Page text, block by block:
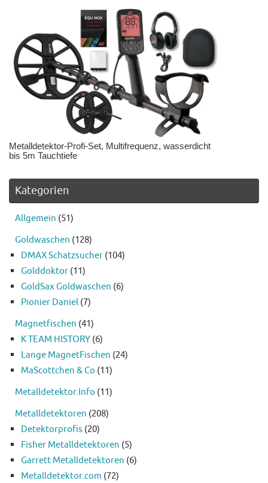
Metalldetektor-Profi-Set, Multifrequenz, wasserdicht
bis 5m Tauchtiefe
Kategorien
Allgemein (51)
Goldwaschen (128)
DMAX Schatzsucher (104)
Golddoktor (11)
GoldSax Goldwaschen (6)
Pionier Daniel (7)
Magnetfischen (41)
K TEAM HISTORY (6)
Lange MagnetFischen (24)
MaScottchen & Co (11)
Metalldetektor.Info (11)
Metalldetektoren (208)
Detektorprofis (20)
Fisher Metalldetektoren (5)
Garrett Metalldetektoren (6)
Metalldetektor.com (72)